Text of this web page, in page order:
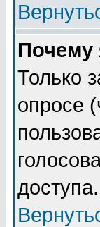
Почему
Только
опросе
доступа.